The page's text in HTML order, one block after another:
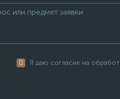
Я даю согласие на